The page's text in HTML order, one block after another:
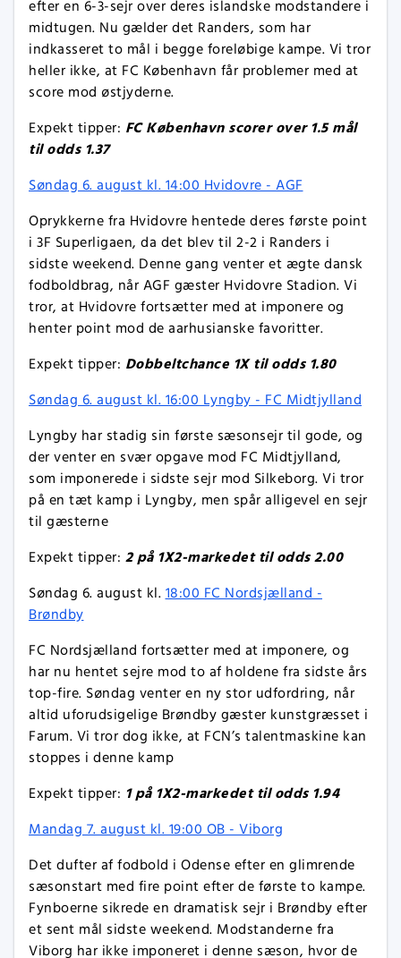
efter en 6-3-sejr over deres islandske modstandere i
midtugen. Nu gælder det Randers, som har
indkasseret to mål i begge foreløbige kampe. Vi tror
heller ikke, at FC København får problemer med at
score mod østjyderne.
Expekt tipper: FC København scorer over 1.5 mål
til odds 1.37
Søndag 6. august kl. 14:00 Hvidovre - AGF
Oprykkerne fra Hvidovre hentede deres første point
i 3F Superligaen, da det blev til 2-2 i Randers i
sidste weekend. Denne gang venter et ægte dansk
fodboldbrag, når AGF gæster Hvidovre Stadion. Vi
tror, at Hvidovre fortsætter med at imponere og
henter point mod de aarhusianske favoritter.
Expekt tipper: Dobbeltchance 1X til odds 1.80
Søndag 6. august kl. 16:00 Lyngby - FC Midtjylland
Lyngby har stadig sin første sæsonsejr til gode, og
der venter en svær opgave mod FC Midtjylland,
som imponerede i sidste sejr mod Silkeborg. Vi tror
på en tæt kamp i Lyngby, men spår alligevel en sejr
til gæsterne
Expekt tipper: 2 på 1X2-markedet til odds 2.00
Søndag 6. august kl.18:00 FC Nordsjælland -
Brøndby
FC Nordsjælland fortsætter med at imponere, og
har nu hentet sejre mod to af holdene fra sidste års
top-fire. Søndag venter en ny stor udfordring, når
altid uforudsigelige Brøndby gæster kunstgræsset i
Farum. Vi tror dog ikke, at FCN’s talentmaskine kan
stoppes i denne kamp
Expekt tipper: 1 på 1X2-markedet til odds 1.94
Mandag 7. august kl. 19:00 OB - Viborg
Det dufter af fodbold i Odense efter en glimrende
sæsonstart med fire point efter de første to kampe.
Fynboerne sikrede en dramatisk sejr i Brøndby efter
et sent mål sidste weekend. Modstanderne fra
Viborg har ikke imponeret i denne sæson, hvor de